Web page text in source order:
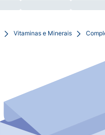
Vitaminas e Minerais